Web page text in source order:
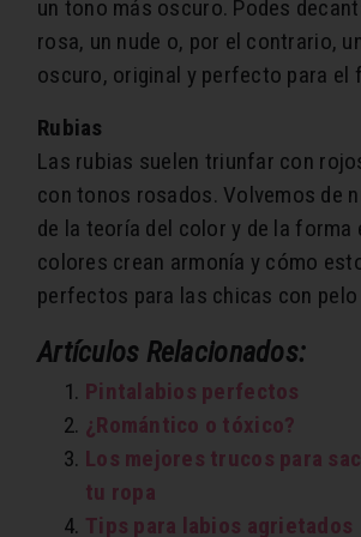
un tono más oscuro. Podes
rosa, un nude o, por el contrario,
oscuro, original y perfecto para el
Rubias
Las rubias suelen triunfar con
con tonos rosados. Volvemos de
de la teoría del color y de la forma
colores crean armonía y cómo
perfectos para las chicas con
Artículos Relacionados:
Pintalabios perfectos
¿Romántico o tóxico?
Los mejores trucos para
tu ropa
Tips para labios agrietados